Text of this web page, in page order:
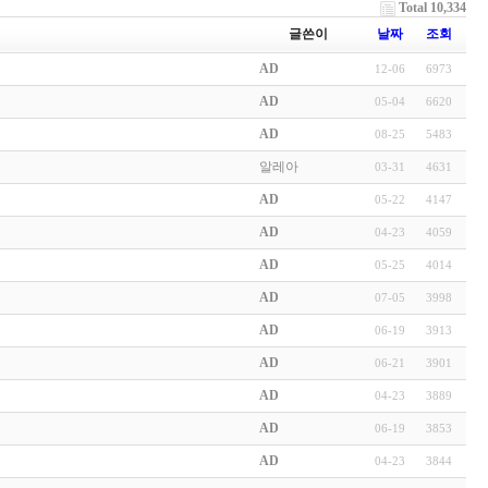
Total 10,334
글쓴이
날짜 조회
AD 12-06 6973
AD 05-04 6620
AD 08-25 5483
알레아 03-31 4631
AD 05-22 4147
AD 04-23 4059
AD 05-25 4014
AD 07-05 3998
AD 06-19 3913
AD 06-21 3901
AD 04-23 3889
AD 06-19 3853
AD 04-23 3844